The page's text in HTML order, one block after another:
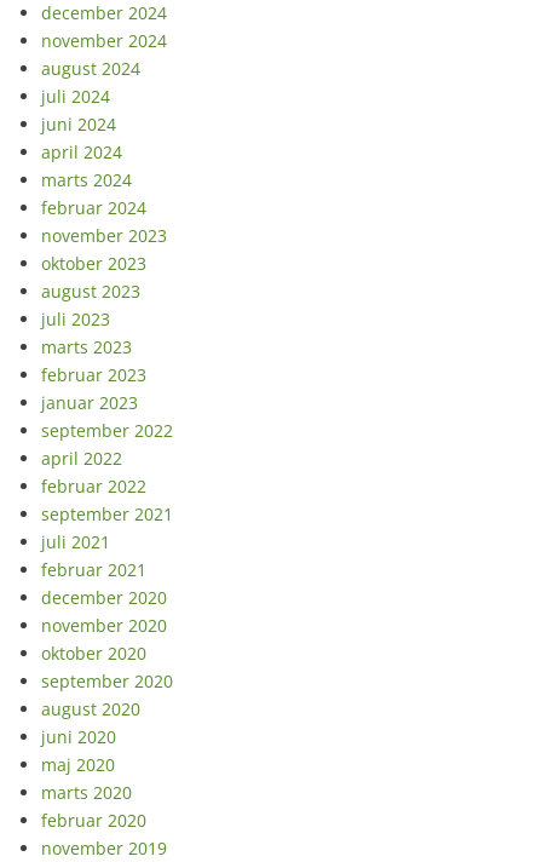
december 2024
november 2024
august 2024
juli 2024
juni 2024
april 2024
marts 2024
februar 2024
november 2023
oktober 2023
august 2023
juli 2023
marts 2023
februar 2023
januar 2023
september 2022
april 2022
februar 2022
september 2021
juli 2021
februar 2021
december 2020
november 2020
oktober 2020
september 2020
august 2020
juni 2020
maj 2020
marts 2020
februar 2020
november 2019